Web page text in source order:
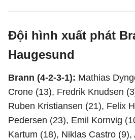
Đội hình xuất phát
Haugesund
Brann (4-2-3-1): Mathias
Crone (13), Fredrik Knudsen
Ruben Kristiansen (21), Felix
Pedersen (23), Emil Kornvig
Kartum (18), Niklas Castro